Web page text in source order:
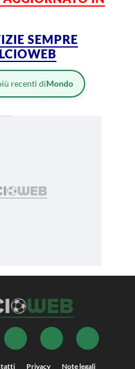
SEMPRE
recenti diMondo
Privacy Note legali